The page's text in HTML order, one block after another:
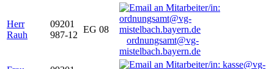
Herr
Rauh
09201
987-12
EG 08
ordnungsamt@vg-
mistelbach.bayern.de